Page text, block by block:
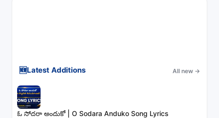
🆕Latest Additions All new →
ఓ సోదరా అందుకో | O Sodara Anduko Song Lyrics